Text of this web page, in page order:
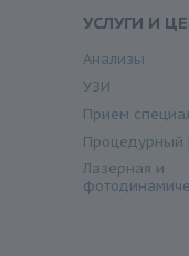
УСЛУГИ И
Анализы
УЗИ
Прием
Процедурный
Лазерная и